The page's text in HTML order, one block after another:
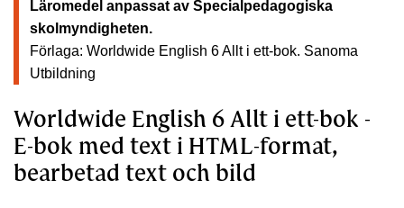
Läromedel anpassat av Specialpedagogiska
skolmyndigheten.
Förlaga: Worldwide English 6 Allt i ett-bok. Sanoma
Utbildning
Worldwide English 6 Allt i ett-bok -
E-bok med text i HTML-format,
bearbetad text och bild